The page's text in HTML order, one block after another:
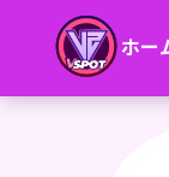
ホー
Simple collecting